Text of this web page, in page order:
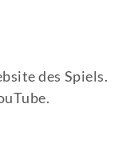
des Spiels.